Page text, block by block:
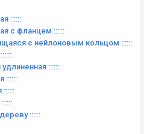
::::::
с фланцем ::::::
с нейлоновым кольцом ::::::
::::::
::::::
::::::
::::::